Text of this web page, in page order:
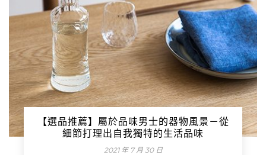
【選品推薦】屬於品味男士的器物風景－從
細節打理出自我獨特的生活品味
2021 年 7 月 30 日